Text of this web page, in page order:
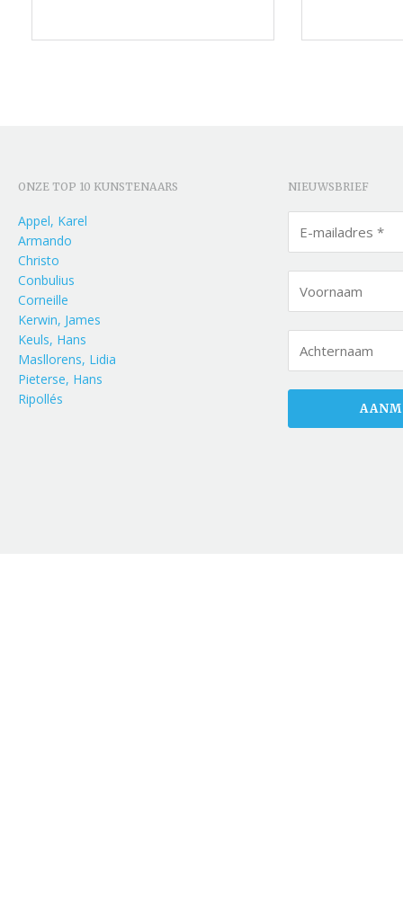
ONZE TOP 10 KUNSTENAARS
Appel, Karel
Armando
Christo
Conbulius
Corneille
Kerwin, James
Keuls, Hans
Masllorens, Lidia
Pieterse, Hans
Ripollés
NIEUWSBRIEF